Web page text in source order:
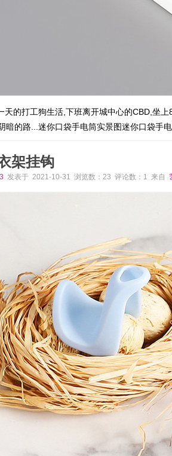
天的打工狗生活,下班离开城中心的CBD,坐
暗的路...迷你口袋手电筒实景图迷你口袋手
架挂钩
发表于 2021-10-31 浏览数：23 评论数：1 来自